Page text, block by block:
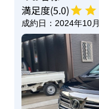
満足度(5.0)
成約日： 2024年10月